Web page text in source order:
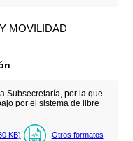
MOVILIDAD
Subsecretaría, por la que
por el sistema de libre
KB) Otros formatos